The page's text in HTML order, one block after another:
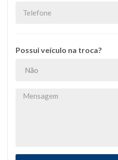
Possui veículo na troca?